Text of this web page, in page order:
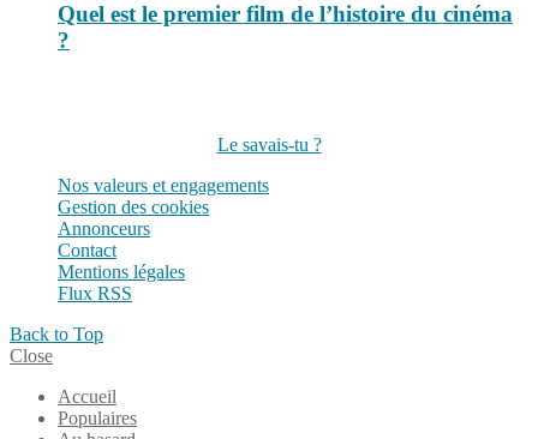
Quel est le premier film de l’histoire du cinéma
?
Le savais-tu ?
Nos valeurs et engagements
Gestion des cookies
Annonceurs
Contact
Mentions légales
Flux RSS
Back to Top
Close
Accueil
Populaires